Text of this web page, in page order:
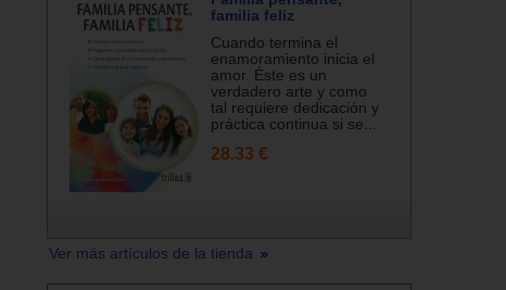
familia feliz
Cuando termina el
enamoramiento inicia el
amor. Éste es un
verdadero arte y como
tal requiere dedicación y
práctica continua si se...
28.33 €
Ver más artículos de la tienda